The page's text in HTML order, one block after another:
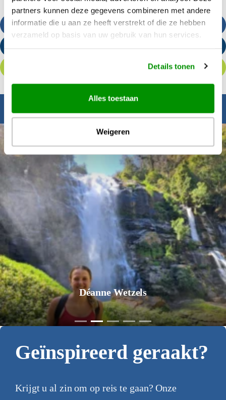
partners kunnen deze gegevens combineren met andere
informatie die u aan ze heeft verstrekt of die ze hebben
verzameld op basis van uw gebruik van hun services.
Details tonen
Alles toestaan
Weigeren
Bel ons
Inspiratie nodig?
Déanne Wetzels
Geïnspireerd geraakt?
Krijgt u al zin om op reis te gaan? Onze